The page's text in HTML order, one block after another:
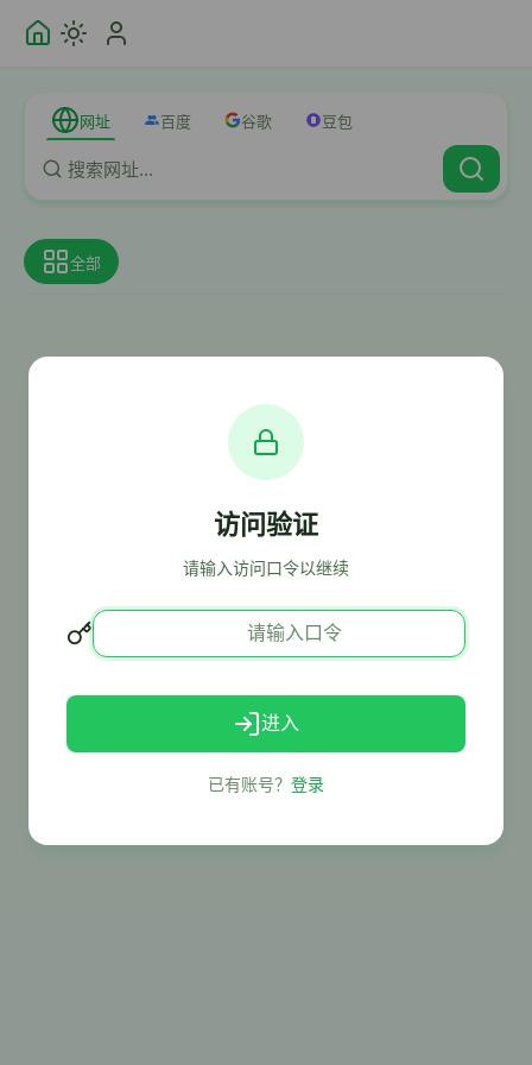
网址 百度 谷歌 豆包
全部
访问验证
请输入访问口令以继续
进入
已有账号？ 登录